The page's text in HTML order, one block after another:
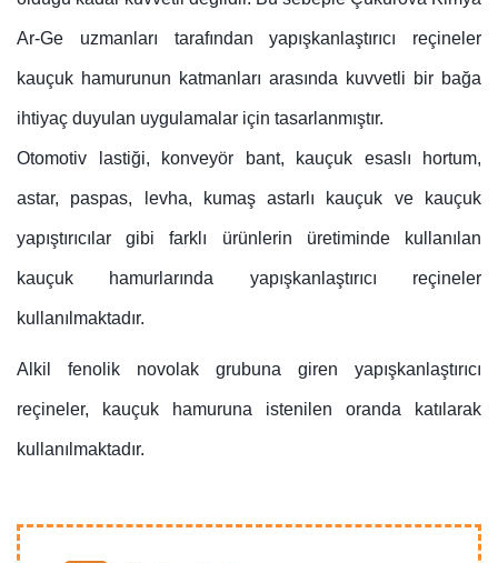
Ar-Ge uzmanları tarafından yapışkanlaştırıcı reçineler
kauçuk hamurunun katmanları arasında kuvvetli bir bağa
ihtiyaç duyulan uygulamalar için tasarlanmıştır.
Otomotiv lastiği, konveyör bant, kauçuk esaslı hortum,
astar, paspas, levha, kumaş astarlı kauçuk ve kauçuk
yapıştırıcılar gibi farklı ürünlerin üretiminde kullanılan
kauçuk hamurlarında yapışkanlaştırıcı reçineler
kullanılmaktadır.
Alkil fenolik novolak grubuna giren yapışkanlaştırıcı
reçineler, kauçuk hamuruna istenilen oranda katılarak
kullanılmaktadır.